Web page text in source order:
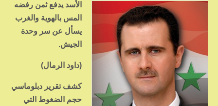
الأسد يدفع ثمن رفضه
المس بالهوية والغرب
يسأل عن سر وحدة
الجيش.
(داود الرمال)
كشف تقرير دبلوماسي
حجم الضغوط التي